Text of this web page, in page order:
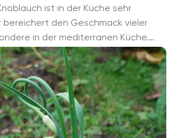
ist in der Küche sehr
den Geschmack vieler
in der mediterranen Küche.
andere Genieß...